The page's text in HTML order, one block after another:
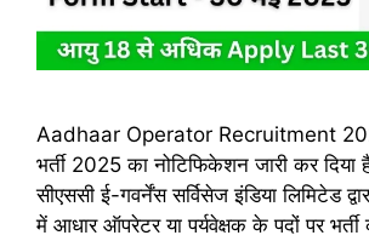
Aadhaar Operator Recruitment
भर्ती 2025 का नोटिफिकेशन जारी कर
सीएससी ई-गवर्नेंस सर्विसेज इंडिया लिमिटेड
में आधार ऑपरेटर या पर्यवेक्षक के पदों पर